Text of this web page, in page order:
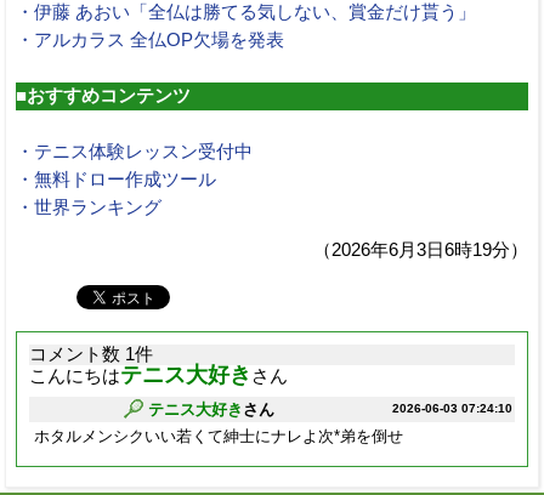
・伊藤 あおい「全仏は勝てる気しない、賞金だけ貰う」
・アルカラス 全仏OP欠場を発表
■おすすめコンテンツ
・テニス体験レッスン受付中
・無料ドロー作成ツール
・世界ランキング
（2026年6月3日6時19分）
コメント数 1件
こんにちはテニス大好き さん
2026-06-03 07:24:10
テニス大好き さん
ホタルメンシクいい若くて紳士にナレよ次*弟を倒せ